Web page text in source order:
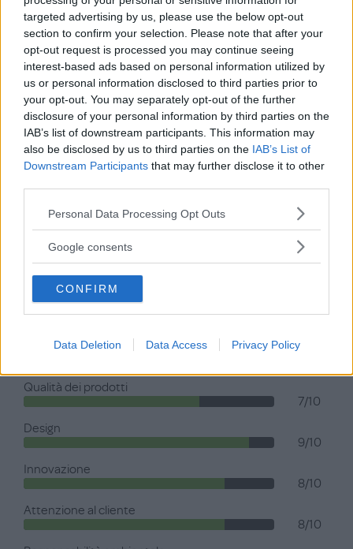
targeted advertising by us, please use the below opt-out
section to confirm your selection. Please note that after your
opt-out request is processed you may continue seeing
interest-based ads based on personal information utilized by
us or personal information disclosed to third parties prior to
your opt-out. You may separately opt-out of the further
disclosure of your personal information by third parties on the
IAB’s list of downstream participants. This information may
also be disclosed by us to third parties on the IAB’s List of
Downstream Participants that may further disclose it to other
Please note that this website/app uses one or more Google
not limited to your visit or usage behaviour. You may click to
use your data for below specified purposes in below Google
consent section.
Personal Data Processing Opt Outs
Google consents
CONFIRM
Data Deletion Data Access Privacy Policy
Attenzione al cliente
8/10
Responsabilità ambientale
9/10
Valez
26 Mag, 2024
Balconi
«Buon brand»
Un brand storico produttore di dolciumi. Estremamente
famosi e storici i rollini al cioccolato e le torte
confezionate. Purtroppo non si riescono a trovare di
migliorare la distribuzione per il resto buoni prodotti.
Qualità dei prodotti
7/10
Design
9/10
Innovazione
8/10
Attenzione al cliente
8/10